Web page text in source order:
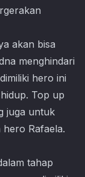
akan bisa
menghindari
hero ini
Top up
juga untuk
Rafaela.
tahap